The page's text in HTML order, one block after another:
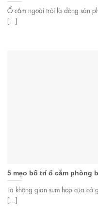
Ổ cắm ngoài trời là dòng sản
[...]
5 mẹo bố trí ổ cắm phòng
Là không gian sum họp của
[...]